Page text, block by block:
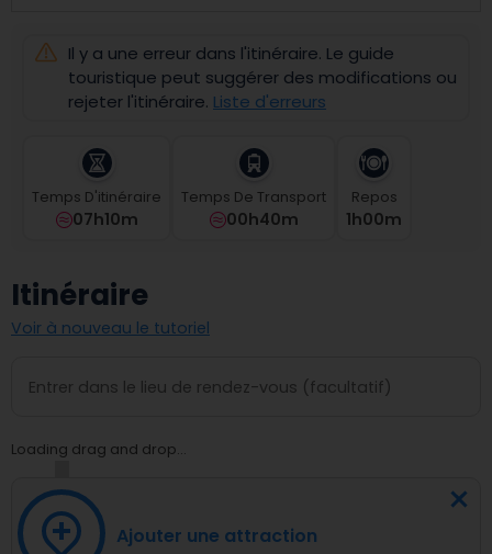
date.
question
get
for
changing
dates.
Il y a une erreur dans l'itinéraire. Le guide
touristique peut suggérer des modifications ou
rejeter l'itinéraire. Liste d'erreurs
Temps D'itinéraire
07h10m
Temps De Transport
00h40m
Repos
1H00M
Itinéraire
Voir à nouveau le tutoriel
Loading drag and drop...
Ajouter une attraction